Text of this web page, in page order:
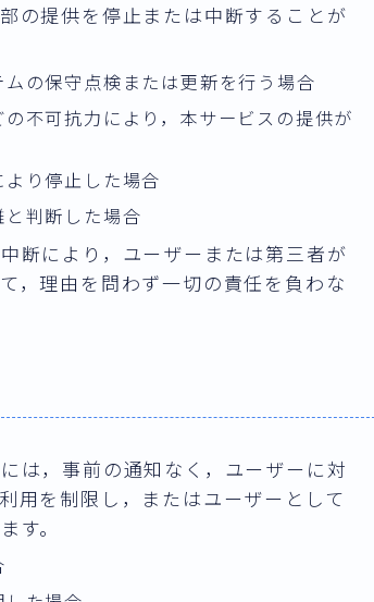
の提供を停止または中断することが
の保守点検または更新を行う場合
不可抗力により，本サービスの提供が
り停止した場合
判断した場合
断により，ユーザーまたは第三者が
，理由を問わず一切の責任を負わな
は，事前の通知なく，ユーザーに対
用を制限し，またはユーザーとして
す。